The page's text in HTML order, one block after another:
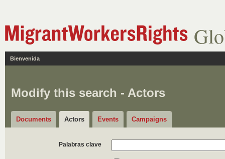
Bienvenida
Modify this search - Actors
Documents Actors Events Campaigns
Palabras clave